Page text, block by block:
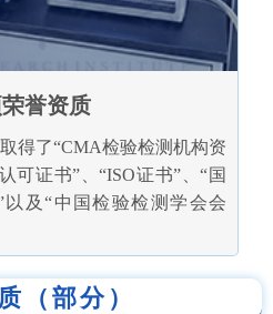
誉资质
得了“CMA检验检测机构资
可证书”、“ISO证书”、“国
及“中国检验检测学会会
（部分）